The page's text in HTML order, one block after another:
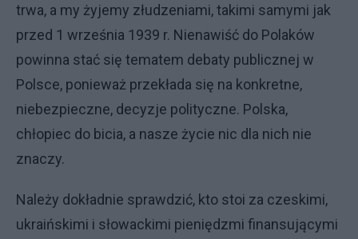
trwa, a my żyjemy złudzeniami, takimi samymi jak
przed 1 września 1939 r. Nienawiść do Polaków
powinna stać się tematem debaty publicznej w
Polsce, ponieważ przekłada się na konkretne,
niebezpieczne, decyzje polityczne. Polska,
chłopiec do bicia, a nasze życie nic dla nich nie
znaczy.
Należy dokładnie sprawdzić, kto stoi za czeskimi,
ukraińskimi i słowackimi pieniędzmi finansującymi